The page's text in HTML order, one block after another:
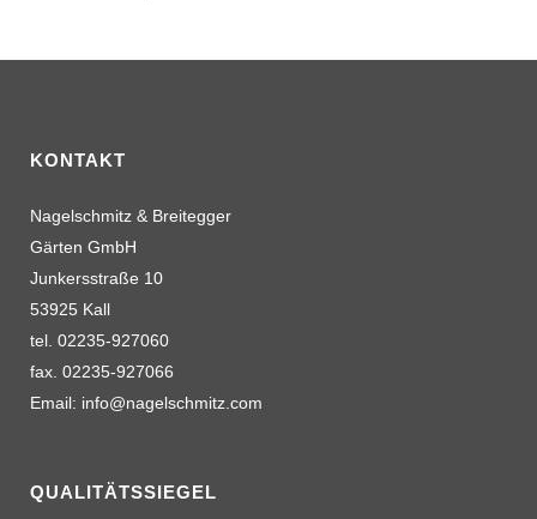
KONTAKT
Nagelschmitz & Breitegger
Gärten GmbH
Junkersstraße 10
53925 Kall
tel. 02235-927060
fax. 02235-927066
Email: info@nagelschmitz.com
QUALITÄTSSIEGEL